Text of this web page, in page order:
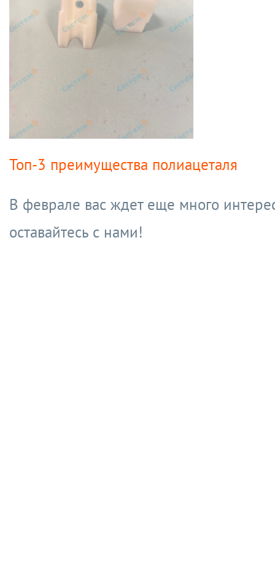
Топ-3 преимущества полиацеталя
В феврале вас ждет еще много
оставайтесь с нами!